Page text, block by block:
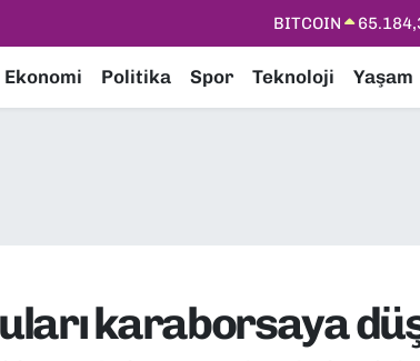
DOLAR
STERLİN
Ekonomi Politika Spor Teknoloji Yaşam
karaborsaya